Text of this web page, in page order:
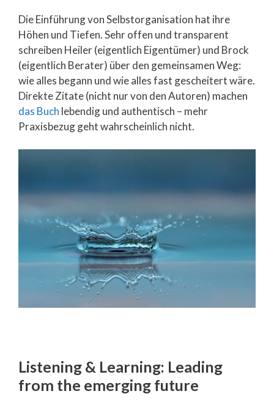
Die Einführung von Selbstorganisation hat ihre
Höhen und Tiefen. Sehr offen und transparent
schreiben Heiler (eigentlich Eigentümer) und Brock
(eigentlich Berater) über den gemeinsamen Weg:
wie alles begann und wie alles fast gescheitert wäre.
Direkte Zitate (nicht nur von den Autoren) machen
das Buch lebendig und authentisch – mehr
Praxisbezug geht wahrscheinlich nicht.
Listening & Learning: Leading
from the emerging future